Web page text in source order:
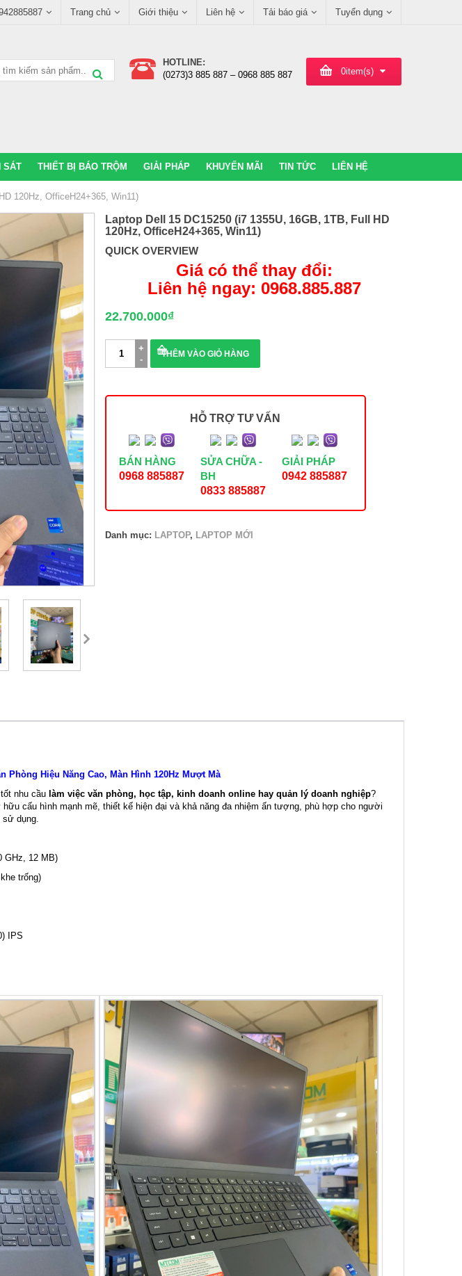
Trang chủ Giới thiệu Liên hệ Tải báo giá Tuyển dụng
0item(s)
HOTLINE:
(0273)3 885 887 – 0968 885 887
SÁT THIẾT BỊ BÁO TRỘM GIẢI PHÁP KHUYẾN MÃI TIN TỨC LIÊN HỆ
120Hz, OfficeH24+365, Win11)
Laptop Dell 15 DC15250 (i7 1355U, 16GB, 1TB, Full HD
120Hz, OfficeH24+365, Win11)
QUICK OVERVIEW
Giá có thể thay đổi:
Liên hệ ngay: 0968.885.887
22.700.000₫
Dell
15
(i7
120Hz,
OfficeH24+365,
số
THÊM VÀO GIỎ HÀNG
HỖ TRỢ TƯ VẤN
BÁN HÀNG
0968 885887
SỬA CHỮA -
BH
0833 885887
GIẢI PHÁP
0942 885887
Danh mục: LAPTOP, LAPTOP MỚI
Phòng Hiệu Năng Cao, Màn Hình 120Hz Mượt Mà
nhu cầu làm việc văn phòng, học tập, kinh doanh online hay quản lý doanh nghiệp?
cấu hình mạnh mẽ, thiết kế hiện đại và khả năng đa nhiệm ấn tượng, phù hợp cho người
dụng.
GHz, 12 MB)
trống)
IPS